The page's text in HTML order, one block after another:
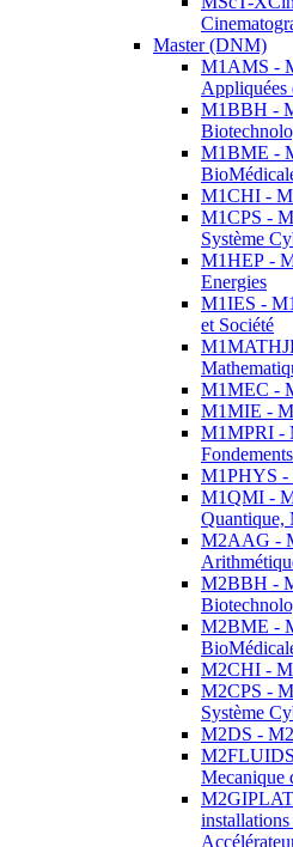
Master (DNM)
M1AMS -
Appliquées
M1BBH -
M1BME -
M1CHI -
M1CPS -
Système
M1HEP -
Energies
M1IES -
et Société
M1MEC -
M1MIE -
M1MPRI -
M1PHYS -
M1QMI -
Quantique,
M2AAG -
M2BBH -
M2BME -
M2CHI -
M2CPS -
Système
M2DS - M2
Mecanique
installations